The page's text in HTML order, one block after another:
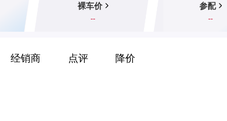
裸车价
--
参配
--
经销商 点评 降价